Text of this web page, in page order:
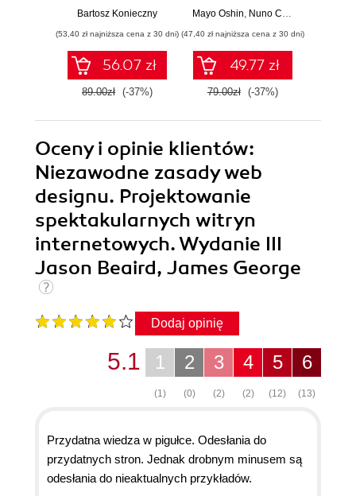
rozwiązania i dobre
Bartosz Konieczny
(53,40 zł najniższa cena z 30 dni)
56.07 zł
89.00zł (-37%)
na dużych
językowych w
praktyce
Mayo Oshin Nuno Campos
(47,40 zł najniższa cena z 30 dni)
49.77 zł
79.00zł (-37%)
Oceny i opinie klientów:
Niezawodne zasady web
designu. Projektowanie
spektakularnych witryn
internetowych. Wydanie III
Jason Beaird, James George
Dodaj opinię
6
(13)
5
(12)
4
(2)
3
(2)
2
(0)
1
(1)
5.1
Przydatna wiedza w pigułce. Odesłania do
przydatnych stron. Jednak drobnym minusem są
odesłania do nieaktualnych przykładów.